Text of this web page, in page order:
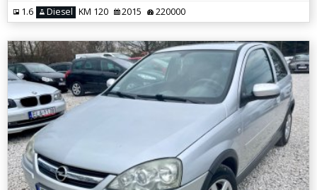
1.6 Diesel KM 120 2015 220000